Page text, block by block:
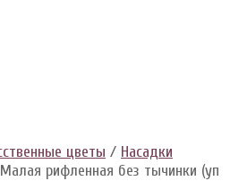
цветы / Насадки
рифленная без тычинки (уп